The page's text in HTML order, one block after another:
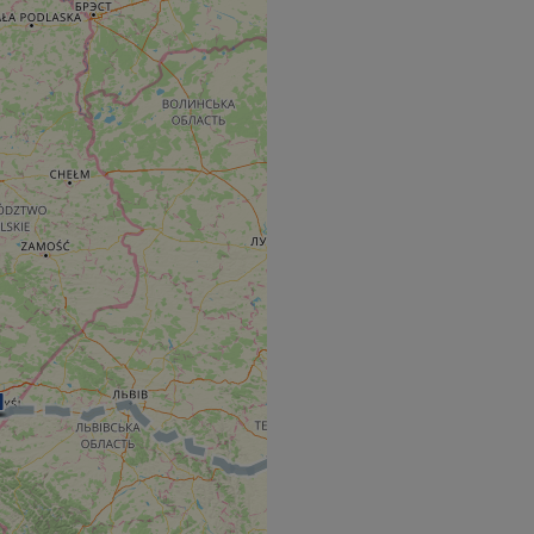
response
traffic is
bots. It is part of
humans and bots.
make valid
humans and bots.
make valid
use cases after
stickiness
features
by sites
Usually
by the server.
zur
Zwecke zu
Dienst verwendet,
Cookies zu
muss